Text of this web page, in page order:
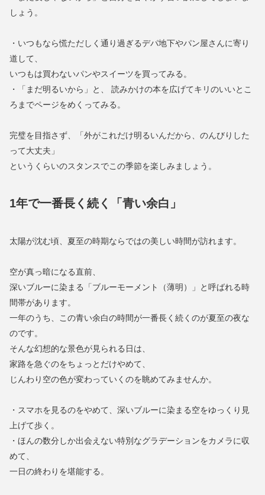
しょう。
・いつもなら慌ただしく通り過ぎるデパ地下やパン屋さんに寄り
道して、
いつもは買わないパンやスイーツを買ってみる。
・「まだ明るいから」と、 読みかけの本を広げてキリのいいとこ
ろまでページをめくってみる。
完璧を目指さず、「外がこれだけ明るいんだから、のんびりした
って大丈夫」
というくらいのスタンスでこの季節を楽しみましょう。
1年で一番長く続く「青い余白」
太陽が沈む頃、夏至の時期ならではの美しい時間が訪れます。
空が真っ暗になる直前、
深いブルーに染まる「ブルーモーメント（薄明）」と呼ばれる時
間帯があります。
一年のうち、この青い余白の時間が一番長く続くのが夏至の夜な
のです。
そんな幻想的な景色が見られる日は、
家路を急ぐのをちょっとだけやめて、
じんわり空の色が変わっていくのを眺めてみませんか。
・スマホを見るのをやめて、深いブルーに染まる空をゆっくり見
上げて歩く。
・ほんの数分しか出会えない特別なグラデーションをカメラに収
めて、
一日の終わりを堪能する。